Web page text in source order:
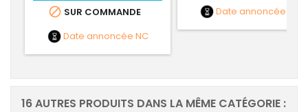
 SUR COMMANDE
Date annoncée NC
Date annoncée
16 AUTRES PRODUITS DANS LA MÊME CATÉGORIE :